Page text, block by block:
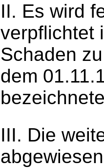
II. Es wird
verpflichtet
Schaden
dem
III. Die